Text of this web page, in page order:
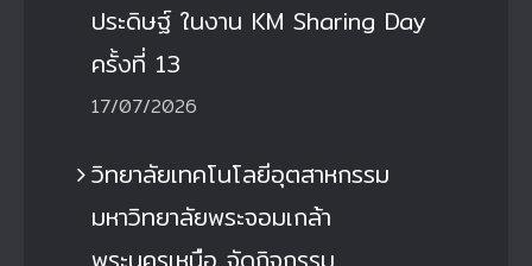
ประดิษฐ์ ในงาน KM Sharing Day
ครั้งที่ 13
17/07/2026
วิทยาลัยเทคโนโลยีอุตสาหกรรม
มหาวิทยาลัยพระจอมเกล้า